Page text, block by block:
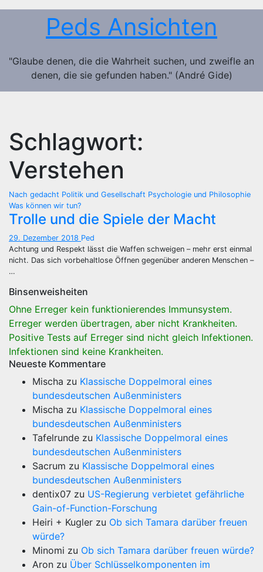
Zum
Peds Ansichten
"Glaube denen, die die Wahrheit suchen, und zweifle an
denen, die sie gefunden haben." (André Gide)
Schlagwort:
Verstehen
Nach gedacht Politik und Gesellschaft Psychologie und Philosophie
Was können wir tun?
Trolle und die Spiele der Macht
29. Dezember 2018 Ped
Achtung und Respekt lässt die Waffen schweigen – mehr erst einmal
nicht. Das sich vorbehaltlose Öffnen gegenüber anderen Menschen –
…
Binsenweisheiten
Ohne Erreger kein funktionierendes Immunsystem.
Erreger werden übertragen, aber nicht Krankheiten.
Positive Tests auf Erreger sind nicht gleich Infektionen.
Infektionen sind keine Krankheiten.
Neueste Kommentare
Mischa zu Klassische Doppelmoral eines
bundesdeutschen Außenministers
Mischa zu Klassische Doppelmoral eines
bundesdeutschen Außenministers
Tafelrunde zu Klassische Doppelmoral eines
bundesdeutschen Außenministers
Sacrum zu Klassische Doppelmoral eines
bundesdeutschen Außenministers
dentix07 zu US-Regierung verbietet gefährliche
Gain-of-Function-Forschung
Heiri + Kugler zu Ob sich Tamara darüber freuen
würde?
Minomi zu Ob sich Tamara darüber freuen würde?
Aron zu Über Schlüsselkomponenten im